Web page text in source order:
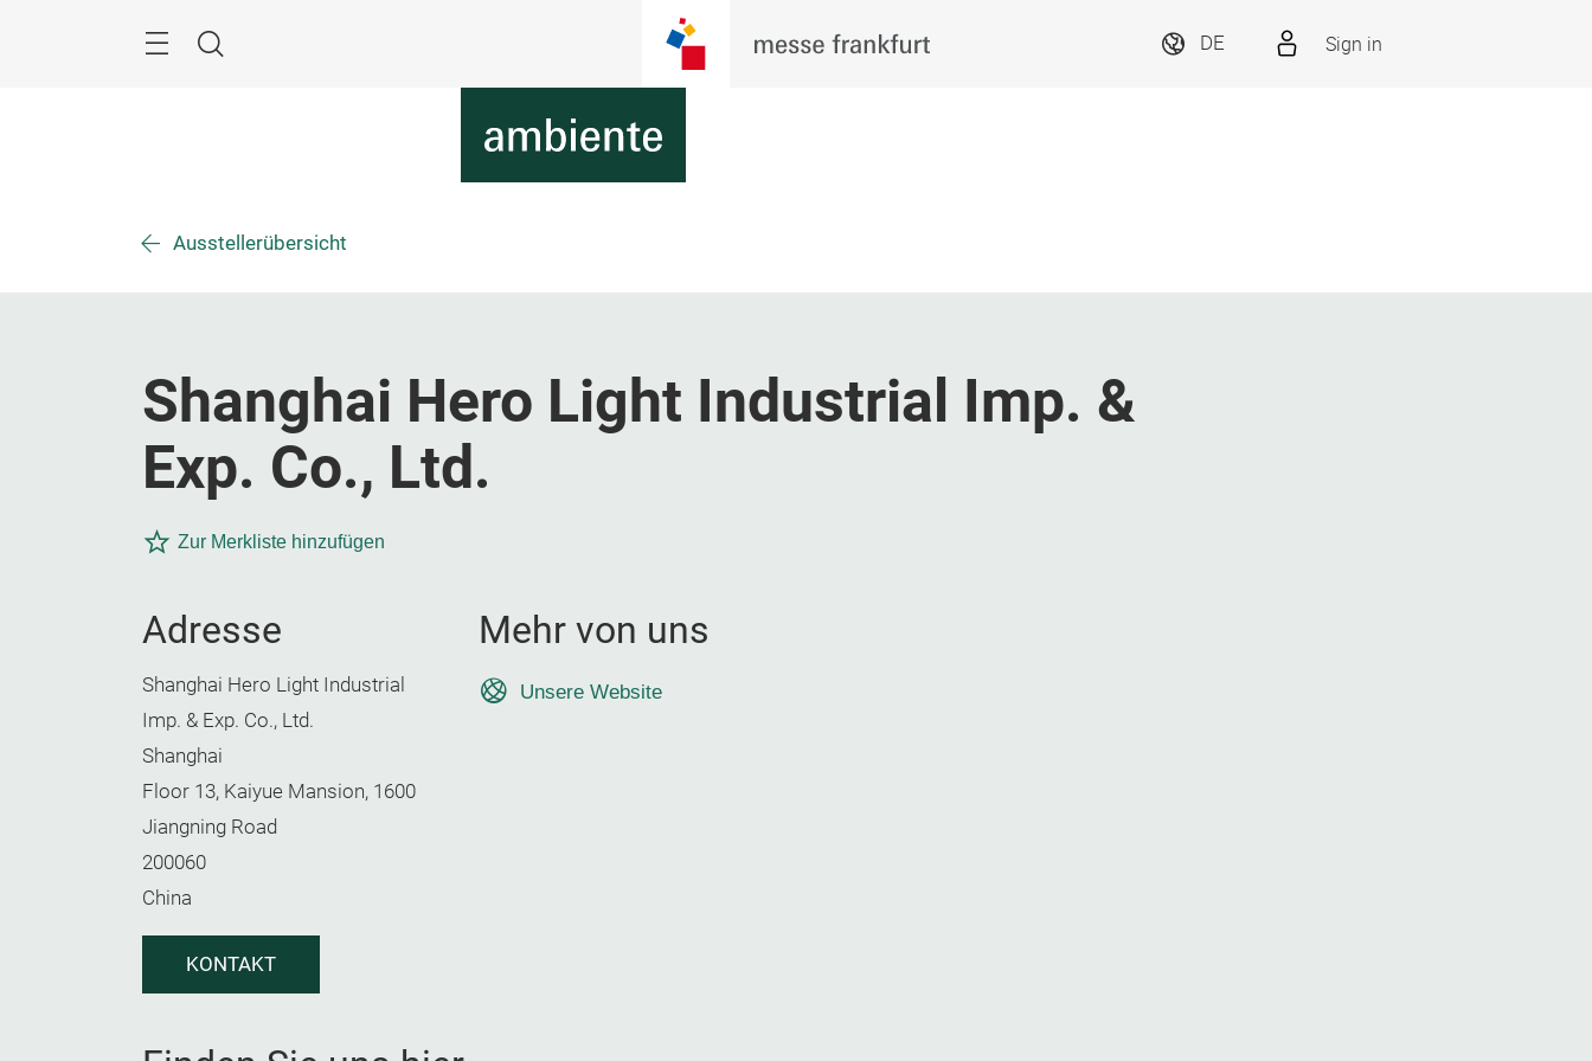
Suche
DE Sign in
Ausstellerübersicht
Shanghai Hero Light Industrial Imp. &
Exp. Co., Ltd.
Zur Merkliste hinzufügen
Adresse
Shanghai Hero Light Industrial
Imp. & Exp. Co., Ltd.
Shanghai
Floor 13, Kaiyue Mansion, 1600
Jiangning Road
200060
China
KONTAKT
Mehr von uns
Unsere Website